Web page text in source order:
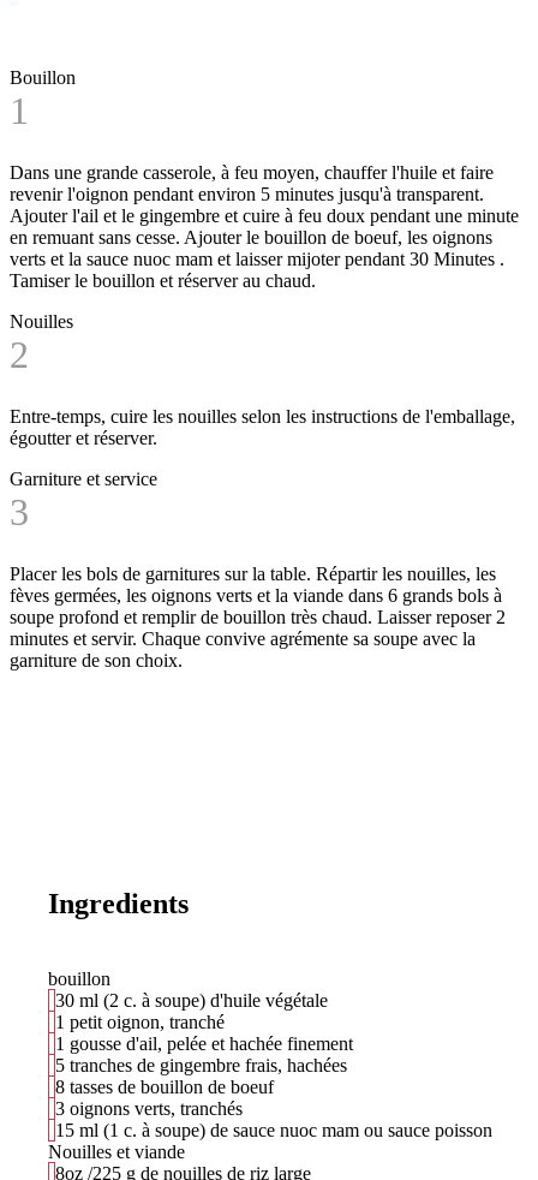
Bouillon
1
Dans une grande casserole, à feu moyen, chauffer l'huile et faire
revenir l'oignon pendant environ 5 minutes jusqu'à transparent.
Ajouter l'ail et le gingembre et cuire à feu doux pendant une minute
en remuant sans cesse. Ajouter le bouillon de boeuf, les oignons
verts et la sauce nuoc mam et laisser mijoter pendant 30 Minutes .
Tamiser le bouillon et réserver au chaud.
Nouilles
2
Entre-temps, cuire les nouilles selon les instructions de l'emballage,
égoutter et réserver.
Garniture et service
3
Placer les bols de garnitures sur la table. Répartir les nouilles, les
fèves germées, les oignons verts et la viande dans 6 grands bols à
soupe profond et remplir de bouillon très chaud. Laisser reposer 2
minutes et servir. Chaque convive agrémente sa soupe avec la
garniture de son choix.
Ingredients
bouillon
30 ml (2 c. à soupe) d'huile végétale
1 petit oignon, tranché
1 gousse d'ail, pelée et hachée finement
5 tranches de gingembre frais, hachées
8 tasses de bouillon de boeuf
3 oignons verts, tranchés
15 ml (1 c. à soupe) de sauce nuoc mam ou sauce poisson
Nouilles et viande
8oz /225 g de nouilles de riz large